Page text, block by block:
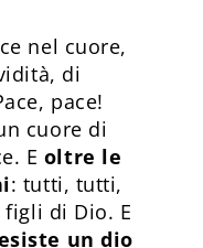
nel cuore,
di
pace!
cuore di
E oltre le
: tutti, tutti,
di Dio. E
un dio